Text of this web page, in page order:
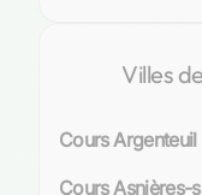
Villes
Cours Argenteuil
Cours Asnières-